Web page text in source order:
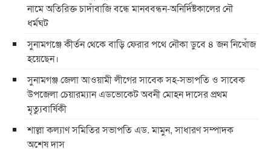
নামে অতিরিক্ত চাদাঁবাজি বন্ধে মানববন্ধন-অনির্দিষ্টকালের নৌ
ধর্মঘট
সুনামগঞ্জে কীর্তন থেকে বাড়ি ফেরার পথে নৌকা ডুবে ৪ জন নিখোঁজ
হয়েছেন।
সুনামগঞ্জ জেলা আওয়ামী লীগের সাবেক সহ-সভাপতি ও সাবেক
উপজেলা চেয়ারম্যান এডভোকেট অবনী মোহন দাসের প্রথম
মৃত্যুবার্ষিকী
শাল্লা কল্যাণ সমিতির সভাপতি এড. মামুন, সাধারণ সম্পাদক
অশেষ দাস